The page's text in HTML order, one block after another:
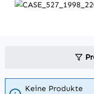
Keine Produkte